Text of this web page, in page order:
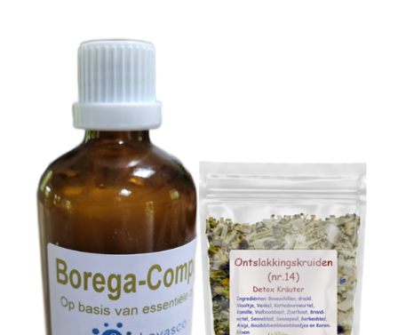
TOEVOEGEN AAN WINKELWAGEN
DETAILS